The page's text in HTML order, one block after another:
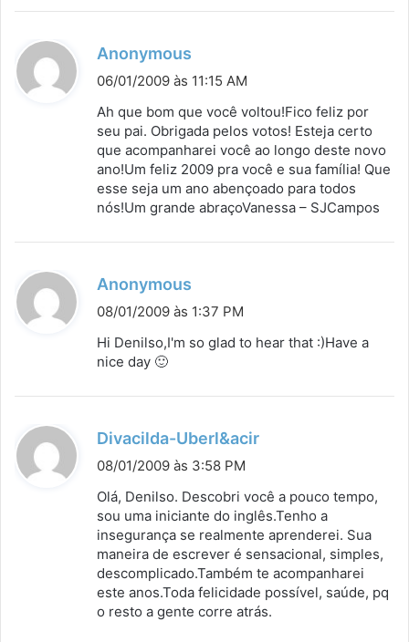
Anonymous
i
s
e
:
06/01/2009 às 11:15 AM
Ah que bom que você voltou!Fico feliz por
seu pai. Obrigada pelos votos! Esteja certo
que acompanharei você ao longo deste novo
ano!Um feliz 2009 pra você e sua família! Que
esse seja um ano abençoado para todos
nós!Um grande abraçoVanessa – SJCampos
Anonymous
i
08/01/2009 às 1:37 PM
Hi Denilso,I'm so glad to hear that :)Have a
nice day 🙂
Divacilda-Uberl&acir
s
e
:
08/01/2009 às 3:58 PM
Olá, Denilso. Descobri você a pouco tempo,
sou uma iniciante do inglês.Tenho a
insegurança se realmente aprenderei. Sua
maneira de escrever é sensacional, simples,
descomplicado.Também te acompanharei
este anos.Toda felicidade possível, saúde, pq
o resto a gente corre atrás.